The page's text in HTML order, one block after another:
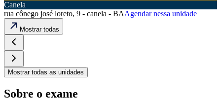
Canela
rua cônego josé loreto, 9 - canela - BAAgendar nessa unidade
Mostrar todas
Mostrar todas as unidades
Sobre o exame